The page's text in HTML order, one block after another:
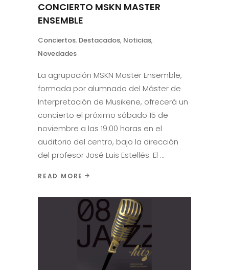
CONCIERTO MSKN MASTER
ENSEMBLE
Conciertos, Destacados, Noticias,
Novedades
La agrupación MSKN Master Ensemble,
formada por alumnado del Máster de
Interpretación de Musikene, ofrecerá un
concierto el próximo sábado 15 de
noviembre a las 19:00 horas en el
auditorio del centro, bajo la dirección
del profesor José Luis Estellés. El
READ MORE